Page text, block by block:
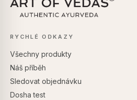
RYCHLÉ ODKAZY
Všechny produkty
Náš příběh
Sledovat objednávku
Dosha test